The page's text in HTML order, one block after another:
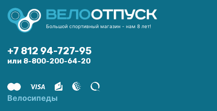
Большой спортивный магазин - нам 8 лет!
+7 812 94-727-95
или 8-800-200-64-20
Велосипеды